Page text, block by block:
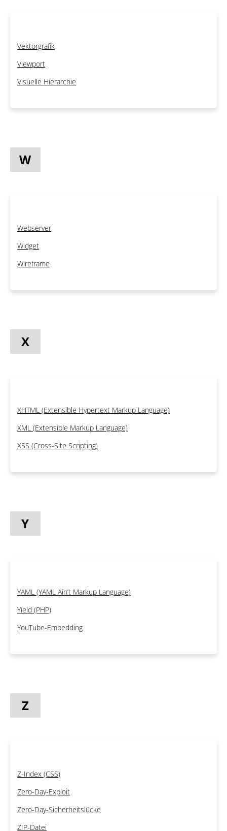
Vektorgrafik
Viewport
Visuelle Hierarchie
W
Webserver
Widget
Wireframe
X
XHTML (Extensible Hypertext Markup Language)
XML (Extensible Markup Language)
XSS (Cross-Site Scripting)
Y
YAML (YAML Ain’t Markup Language)
Yield (PHP)
YouTube-Embedding
Z
Z-Index (CSS)
Zero-Day-Exploit
Zero-Day-Sicherheitslücke
ZIP-Datei